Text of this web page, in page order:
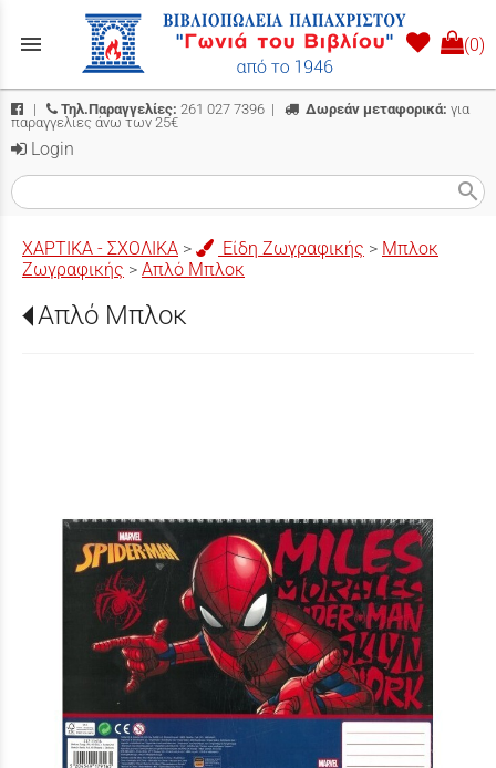
menu (0)
| Τηλ.Παραγγελίες: 261 027 7396 | Δωρεάν μεταφορικά: για
παραγγελίες άνω των 25€
Login
search
ΧΑΡΤΙΚΑ - ΣΧΟΛΙΚΑ > Είδη Ζωγραφικής > Μπλοκ
Ζωγραφικής > Απλό Μπλοκ
Απλό Μπλοκ